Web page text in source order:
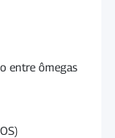
entre ômegas